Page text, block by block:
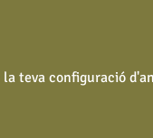
la teva configuració